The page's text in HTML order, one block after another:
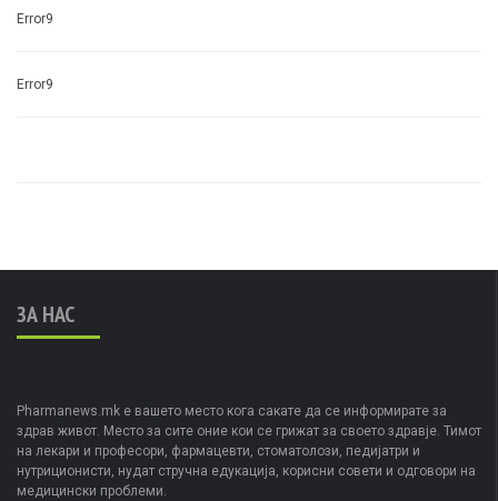
Error9
Error9
ЗА НАС
Pharmanews.mk е вашето место кога сакате да се информирате за
здрав живот. Место за сите оние кои се грижат за своето здравје. Тимот
на лекари и професори, фармацевти, стоматолози, педијатри и
нутриционисти, нудат стручна едукација, корисни совети и одговори на
медицински проблеми.